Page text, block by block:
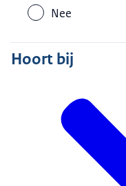
Nee
Hoort bij